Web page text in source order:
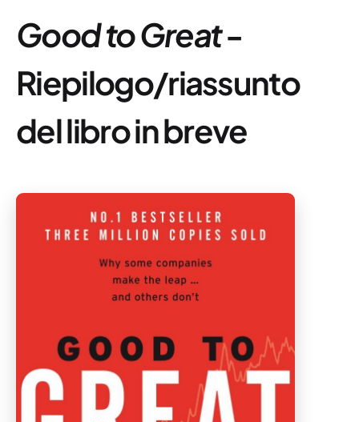
Good to Great-
Riepilogo/riassunto
del libro in breve